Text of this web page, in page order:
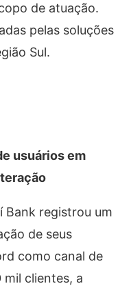
de atuação.
pelas soluções
Sul.
usuários em
Bank registrou um
de seus
como canal de
clientes, a